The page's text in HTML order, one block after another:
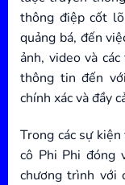
thông điệp cốt
quảng bá, đến
ảnh, video và
thông tin đến
chính xác và đầy
Trong các sự
cô Phi Phi đóng
chương trình với